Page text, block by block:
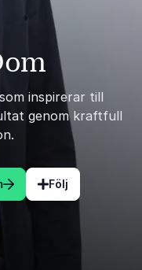
inspirerar till
genom kraftfull
Följ